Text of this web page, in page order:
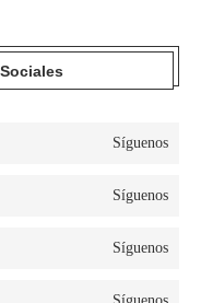
Síguenos
Síguenos
Síguenos